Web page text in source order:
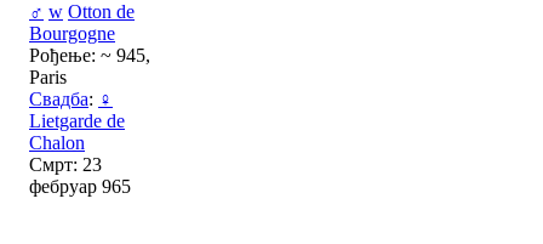
♂ w Otton de
Bourgogne
Рођење: ~ 945,
Paris
Свадба: ♀
Lietgarde de
Chalon
Смрт: 23
фебруар 965